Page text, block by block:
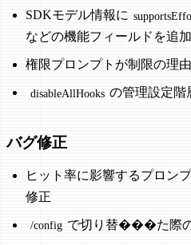
SDKモデル情報に
などの機能フィールドを追加
権限プロンプトが制限の理
disableAllHooks の管理設定階
バグ修正
ヒット率に影響するプロン
修正
/config で切り替���た際の